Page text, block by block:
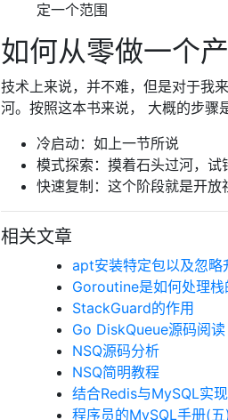
定一个范围
如何从零做一个产
技术上来说，并不难，但是对于我
河。按照这本书来说， 大概的步骤是
冷启动：如上一节所说
模式探索：摸着石头过河，试
快速复制：这个阶段就是开放
相关文章
apt安装特定包以及忽略
Goroutine是如何处理栈
StackGuard的作用
Go DiskQueue源码阅读
NSQ源码分析
NSQ简明教程
结合Redis与MySQL实
程序员的MySQL手册(